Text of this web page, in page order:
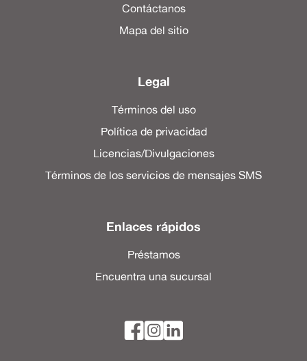
Contáctanos
Mapa del sitio
Legal
Términos del uso
Política de privacidad
Licencias/Divulgaciones
Términos de los servicios de mensajes SMS
Enlaces rápidos
Préstamos
Encuentra una sucursal